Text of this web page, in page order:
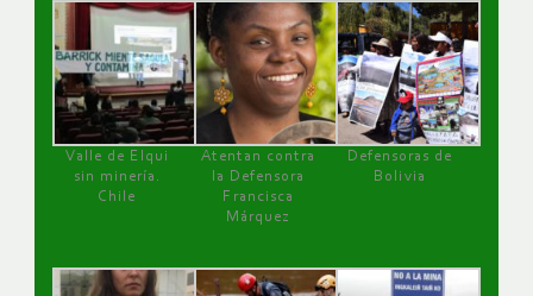
Valle de Elqui
sin minería.
Chile
Atentan contra
la Defensora
Francisca
Márquez
Defensoras de
Bolivia